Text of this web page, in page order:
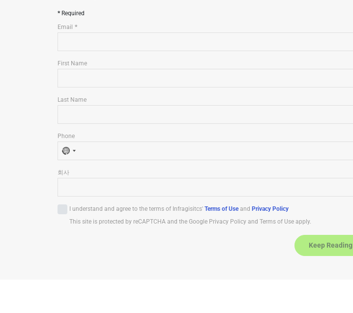
Required
Email
First Name
Last Name
N
c
u
n
Phone
회사
I understand and agree to the terms of Infragisitcs' Terms of Useand Privacy Policy
This site is protected by reCAPTCHA and the Google Privacy Policy and Terms of Use apply.
Keep Reading